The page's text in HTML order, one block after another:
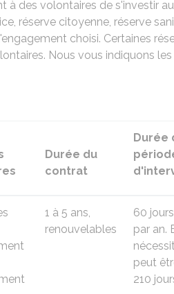
à des volontaires de s'investir
réserve citoyenne, réserve
choisi. Certaines
Nous vous indiquons
Durée du
contrat
Durée
1 à 5 ans,
renouvelables
60
par an.
peut
210